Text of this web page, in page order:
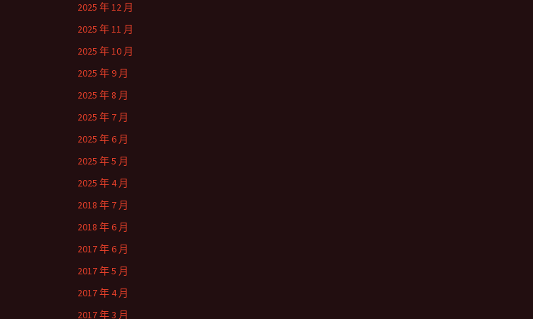
2025 年 12 月
2025 年 11 月
2025 年 10 月
2025 年 9 月
2025 年 8 月
2025 年 7 月
2025 年 6 月
2025 年 5 月
2025 年 4 月
2018 年 7 月
2018 年 6 月
2017 年 6 月
2017 年 5 月
2017 年 4 月
2017 年 3 月